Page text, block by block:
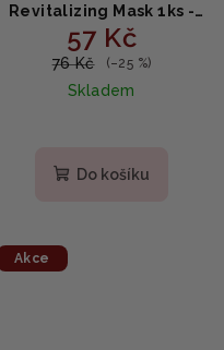
Revitalizing Mask 1ks -
revitalizační maska 25ml
57 Kč
76 Kč (–25 %)
Skladem
Do košíku
Akce